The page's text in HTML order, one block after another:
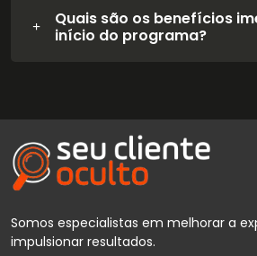
Quais são os benefícios
início do programa?
Somos especialistas em melhorar a
impulsionar resultados.